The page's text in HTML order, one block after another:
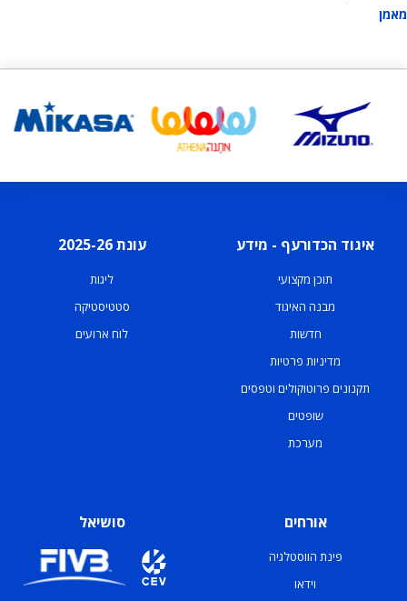
מאמן
איגוד הכדורעף - מידע
תוכן מקצועי
מבנה האיגוד
חדשות
מדיניות פרטיות
תקנונים פרוטוקולים וטפסים
שופטים
מערכת
עונת 2025-26
ליגות
סטטיסטיקה
לוח ארועים
אורחים
פינת הווסטלגיה
וידאו
סושיאל